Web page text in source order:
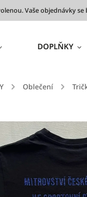
Vaše objednávky
DOPLŇKY
/ Oblečení /